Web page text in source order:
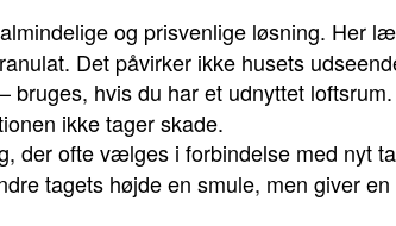
og prisvenlige løsning. Her
Det påvirker ikke husets
– bruges, hvis du har et udnyttet
ikke tager skade.
der ofte vælges i forbindelse med nyt
tagets højde en smule, men giver